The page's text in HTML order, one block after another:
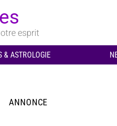
esprit
& ASTROLOGIE
ANNONCE